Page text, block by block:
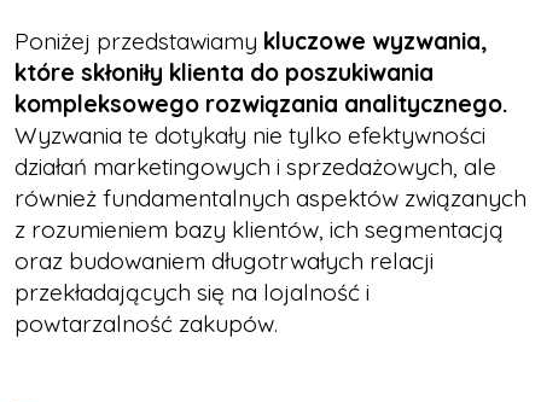
Poniżej przedstawiamy kluczowe wyzwania,
które skłoniły klienta do poszukiwania
kompleksowego rozwiązania analitycznego.
Wyzwania te dotykały nie tylko efektywności
działań marketingowych i sprzedażowych, ale
również fundamentalnych aspektów związanych
z rozumieniem bazy klientów, ich segmentacją
oraz budowaniem długotrwałych relacji
przekładających się na lojalność i
powtarzalność zakupów.